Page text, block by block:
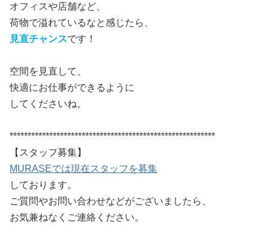
オフィスや店舗など、
荷物で溢れているなと感じたら、
見直チャンスです！
空間を見直して、
快適にお仕事ができるように
してくださいね。
*********************************************************
【スタッフ募集】
MURASEでは現在スタッフを募集
しております。
ご質問やお問い合わせなどがございましたら、
お気兼ねなくご連絡ください。